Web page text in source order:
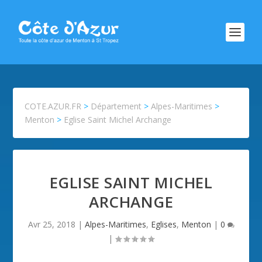
COTE.AZUR.FR > Département >Alpes-Maritimes >
Menton > Eglise Saint Michel Archange
EGLISE SAINT MICHEL
ARCHANGE
Avr 25, 2018 | Alpes-Maritimes, Eglises, Menton | 0
|